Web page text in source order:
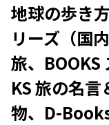
地球の歩き
リーズ（国
旅、BOOKS
KS 旅の名
物、D-